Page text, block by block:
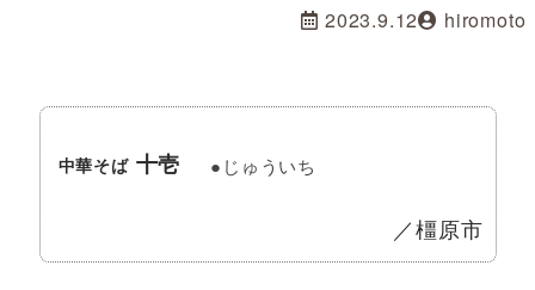
2023.9.12 hiromoto
中華そば十壱 ●じゅういち
／橿原市